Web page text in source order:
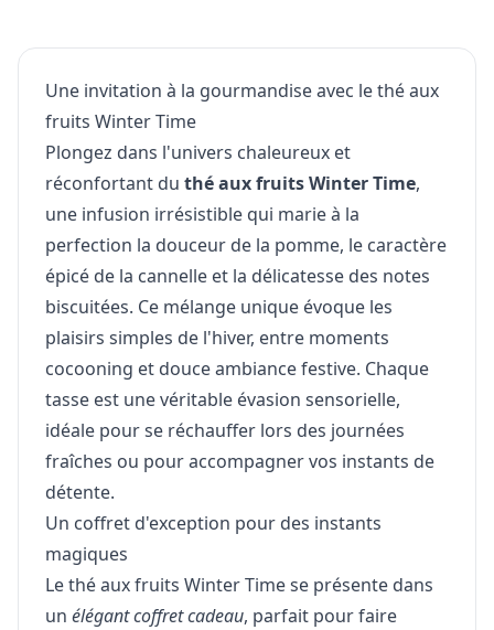
Une invitation à la gourmandise avec le thé aux
fruits Winter Time
Plongez dans l'univers chaleureux et
réconfortant du thé aux fruits Winter Time,
une infusion irrésistible qui marie à la
perfection la douceur de la pomme, le caractère
épicé de la cannelle et la délicatesse des notes
biscuitées. Ce mélange unique évoque les
plaisirs simples de l'hiver, entre moments
cocooning et douce ambiance festive. Chaque
tasse est une véritable évasion sensorielle,
idéale pour se réchauffer lors des journées
fraîches ou pour accompagner vos instants de
détente.
Un coffret d'exception pour des instants
magiques
Le thé aux fruits Winter Time se présente dans
un élégant coffret cadeau, parfait pour faire